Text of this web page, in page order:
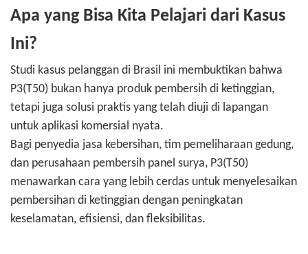
Apa yang Bisa Kita Pelajari dari Kasus
Ini?
Studi kasus pelanggan di Brasil ini membuktikan bahwa
P3(T50) bukan hanya produk pembersih di ketinggian,
tetapi juga solusi praktis yang telah diuji di lapangan
untuk aplikasi komersial nyata.
Bagi penyedia jasa kebersihan, tim pemeliharaan gedung,
dan perusahaan pembersih panel surya, P3(T50)
menawarkan cara yang lebih cerdas untuk menyelesaikan
pembersihan di ketinggian dengan peningkatan
keselamatan, efisiensi, dan fleksibilitas.